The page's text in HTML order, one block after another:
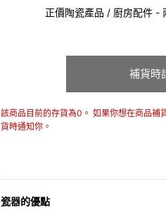
正價陶瓷產品 / 廚房配件 -
補貨時
該商品目前的存貨為0。 如果你想在商品補
貨時通知你。
瓷器的優點